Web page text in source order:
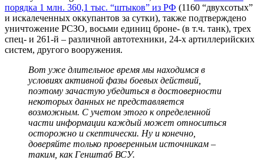
порядка 1 млн. 360,1 тыс. “штыков” из РФ (1160 “двухсотых”
и искалеченных оккупантов за сутки), также подтверждено
уничтожение РСЗО, восьми единиц броне- (в т.ч. танк), трех
спец- и 261-й – различной автотехники, 24-х артиллерийских
систем, другого вооружения.
Вот уже длительное время мы находимся в
условиях активной фазы боевых действий,
поэтому зачастую убедиться в достоверности
некоторых данных не представляется
возможным. С учетом этого к определенной
части информации каждый может относиться
осторожно и скептически. Ну и конечно,
доверяйте только проверенным источникам –
таким, как Генштаб ВСУ.